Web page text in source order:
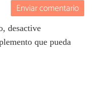
Enviar comentario
desactive
que pueda